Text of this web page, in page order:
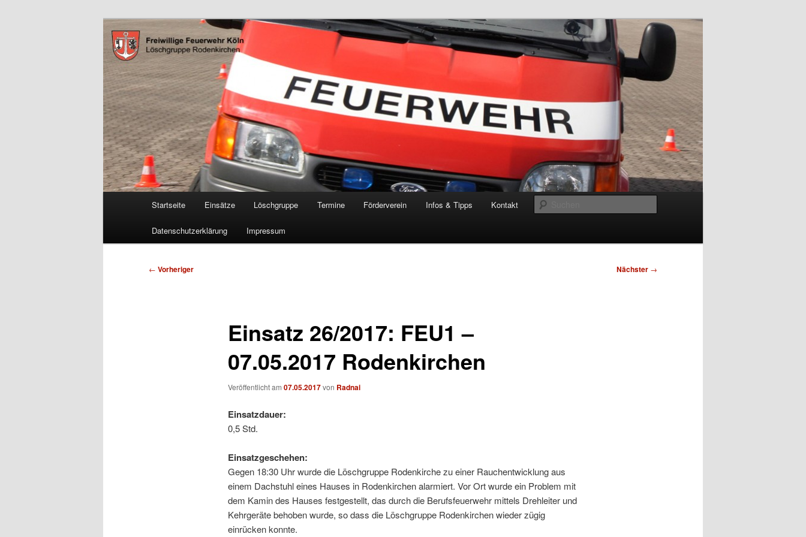
FF Köln, LG RD
Freiwillige Feuerwehr Köln, Löschgruppe Rodenkirchen
Startseite Einsätze Löschgruppe Termine Förderverein Infos & Tipps Kontakt
Datenschutzerklärung Impressum
Beitragsnavigation
← Vorheriger Nächster →
Einsatz 26/2017: FEU1 –
07.05.2017 Rodenkirchen
Veröffentlicht am 07.05.2017von Radnai
Einsatzdauer:
0,5 Std.
Einsatzgeschehen:
Gegen 18:30 Uhr wurde die Löschgruppe Rodenkirche zu einer Rauchentwicklung aus
einem Dachstuhl eines Hauses in Rodenkirchen alarmiert. Vor Ort wurde ein Problem mit
dem Kamin des Hauses festgestellt, das durch die Berufsfeuerwehr mittels Drehleiter und
Kehrgeräte behoben wurde, so dass die Löschgruppe Rodenkirchen wieder zügig
einrücken konnte.